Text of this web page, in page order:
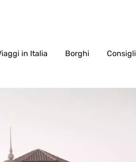
in Italia Borghi Consigli